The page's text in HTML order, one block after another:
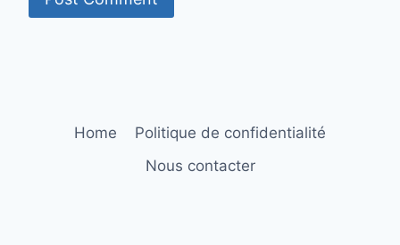
Home
Politique de confidentialité
Nous contacter